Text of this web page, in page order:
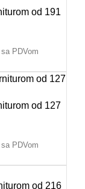
od 191
sa PDVom
od 127
sa PDVom
od 216